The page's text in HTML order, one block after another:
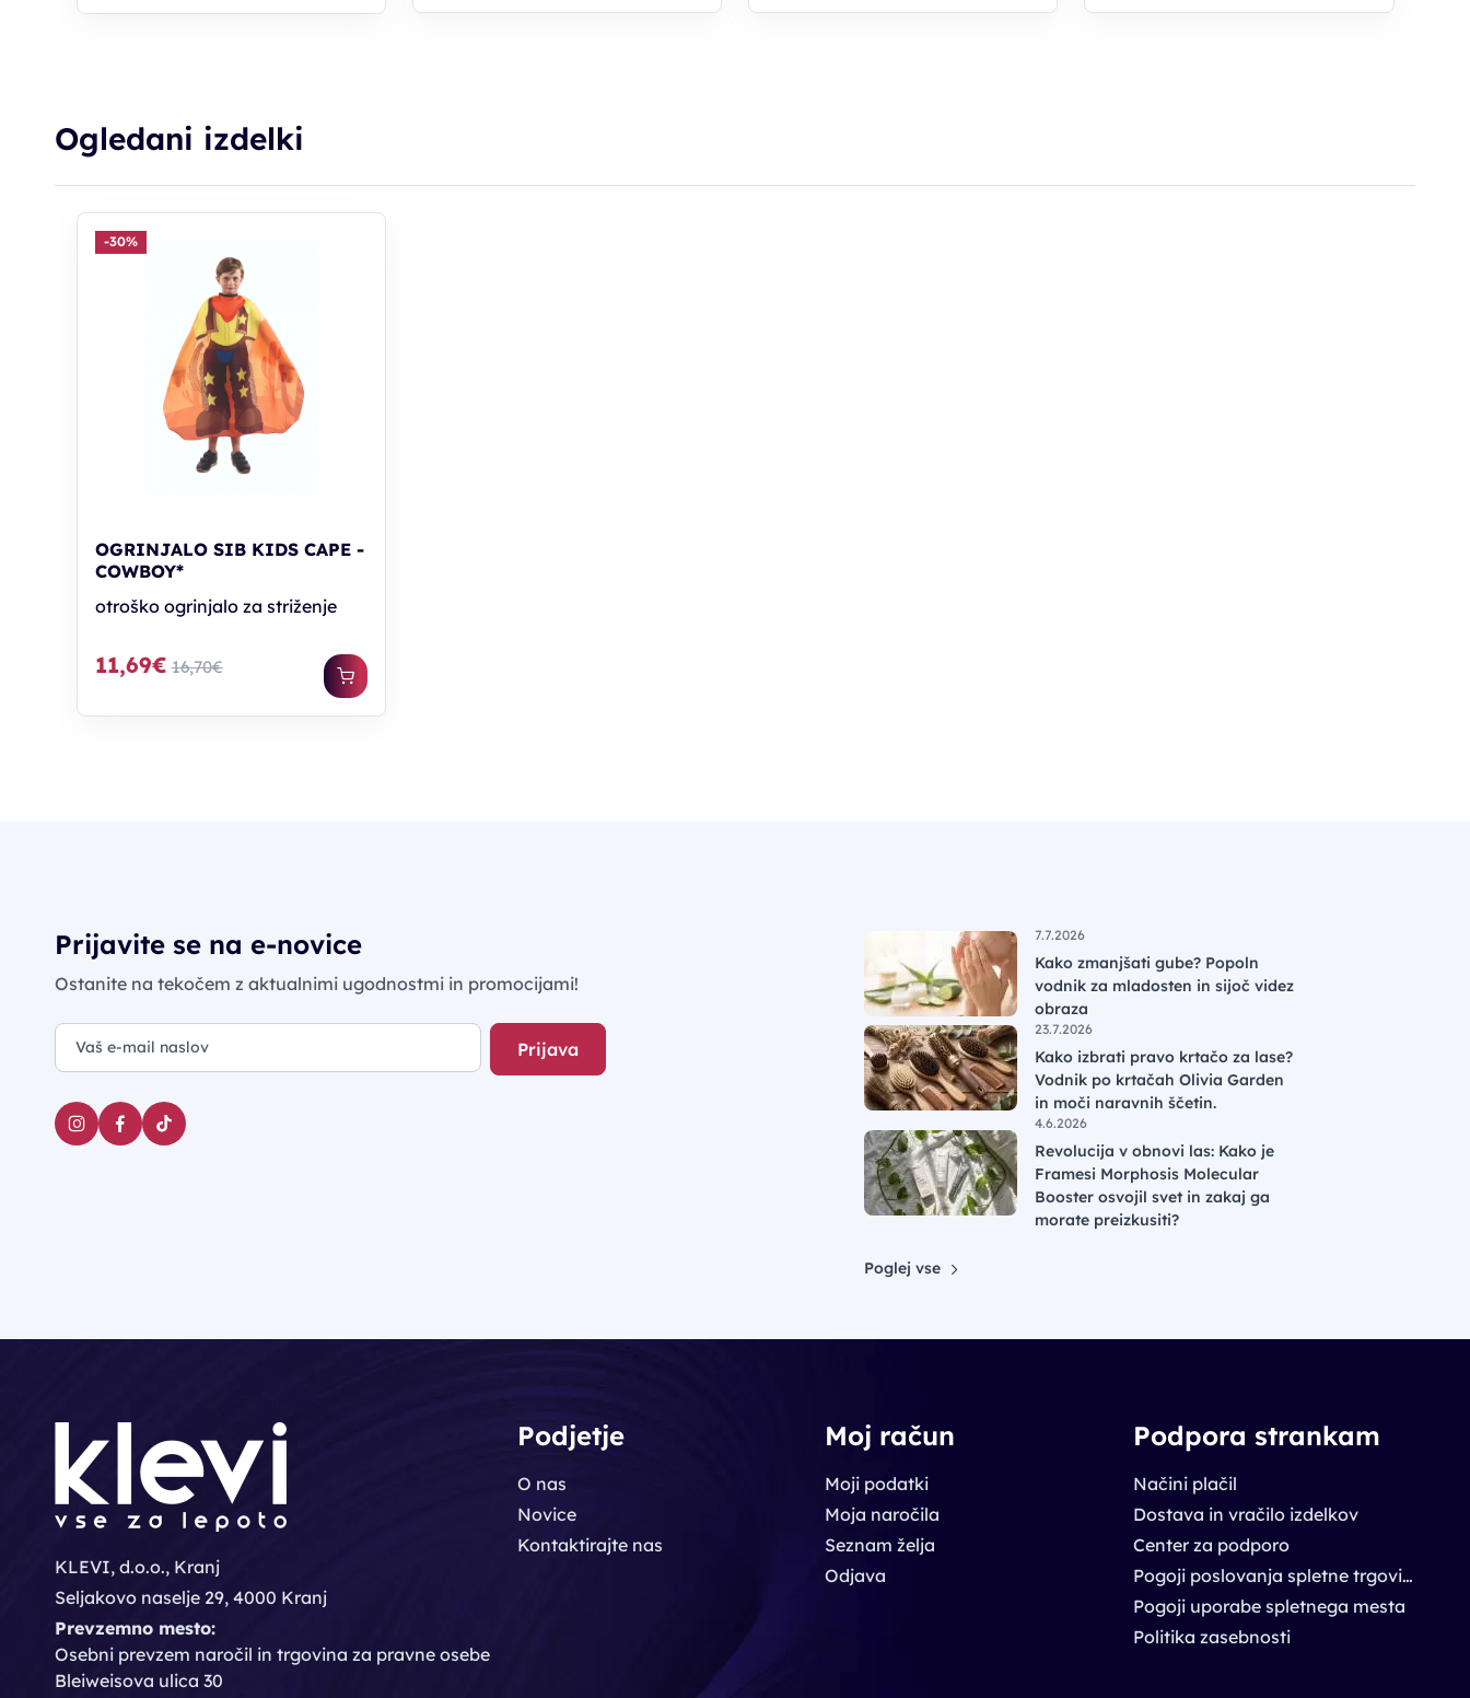
Ogledani izdelki
-30%
OGRINJALO SIB KIDS CAPE -
COWBOY*
otroško ogrinjalo za striženje
11,69€ 16,70€
Prijavite se na e-novice
Ostanite na tekočem z aktualnimi ugodnostmi in promocijami!
Prijava
7.7.2026
Kako zmanjšati gube? Popoln
vodnik za mladosten in sijoč videz
obraza
23.7.2026
Kako izbrati pravo krtačo za lase?
Vodnik po krtačah Olivia Garden
in moči naravnih ščetin.
4.6.2026
Revolucija v obnovi las: Kako je
Framesi Morphosis Molecular
Booster osvojil svet in zakaj ga
morate preizkusiti?
Poglej vse
KLEVI, d.o.o., Kranj
Seljakovo naselje 29, 4000 Kranj
Prevzemno mesto:
Osebni prevzem naročil in trgovina za pravne osebe
Bleiweisova ulica 30
Podjetje
O nas
Novice
Kontaktirajte nas
Moj račun
Moji podatki
Moja naročila
Seznam želja
Odjava
Podpora strankam
Načini plačil
Dostava in vračilo izdelkov
Center za podporo
Pogoji poslovanja spletne trgovine
Pogoji uporabe spletnega mesta
Politika zasebnosti